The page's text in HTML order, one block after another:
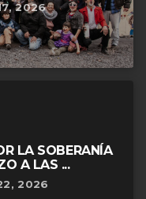
2026
LA SOBERANÍA
A LAS ...
2026